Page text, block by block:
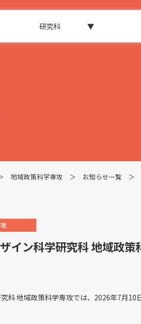
▼
研究科
地域政策科学専攻 ＞ お知らせ一覧 ＞
イン科学研究科 地域政
科 地域政策科学専攻では、2026年7月